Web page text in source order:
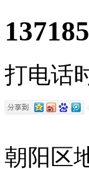
打电话
朝阳区